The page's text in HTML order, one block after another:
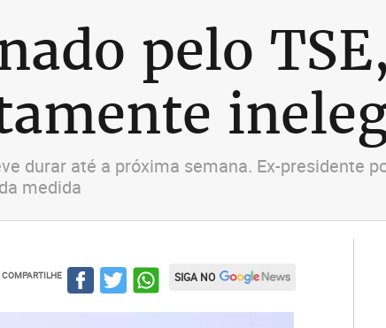
pelo
durar até a próxima semana. Ex-presidente
medida
COMPARTILHE SIGA NO